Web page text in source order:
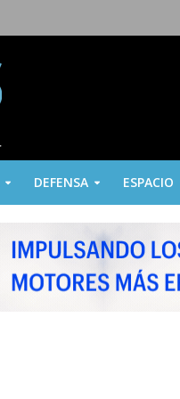
DEFENSA ESPACIO